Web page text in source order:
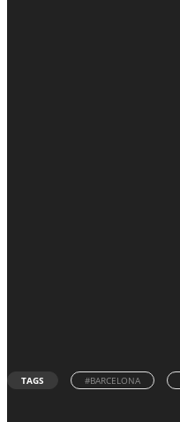
TAGS #BARCELONA